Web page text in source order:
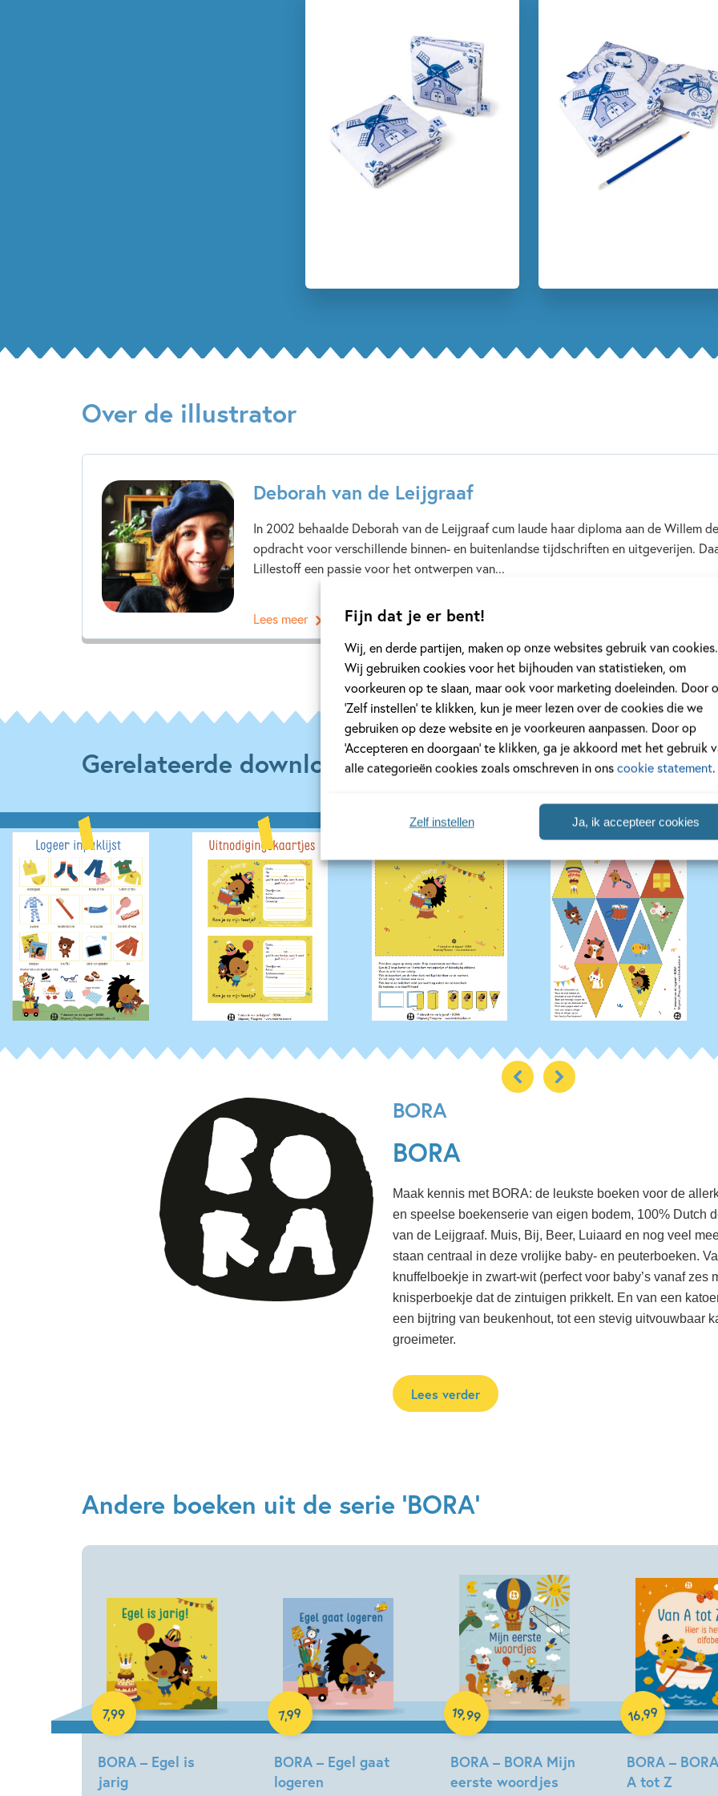
Fijn dat je er bent!
Wij, en derde partijen, maken op onze websites gebruik van cookies.
Wij gebruiken cookies voor het bijhouden van statistieken, om
voorkeuren op te slaan, maar ook voor marketing doeleinden. Door
‘Zelf instellen’ te klikken, kun je meer lezen over de cookies die we
gebruiken op deze website en je voorkeuren aanpassen. Door op
‘Accepteren en doorgaan’ te klikken, ga je akkoord met het gebruik
alle categorieën cookies zoals omschreven in onscookie statement.
Ja, ik accepteer cookies
Zelf instellen
Verschijningsdatum:
Kenmerken van dit boek
1.5 – 3 jaar
Babyboeken
Spelen & leren
Deborah
Over de illustrator
Deborah van de Leijgraaf
In 2002 behaalde Deborah van de Leijgraaf cum laude haar diploma aan de Willem
opdracht voor verschillende binnen- en buitenlandse tijdschriften en uitgeverijen.
Lillestoff een passie voor het ontwerpen van...
Lees meer
Gerelateerde downloads
BORA
BORA
Maak kennis met BORA: de leukste boeken voor de
en speelse boekenserie van eigen bodem, 100% Dutch
van de Leijgraaf. Muis, Bij, Beer, Luiaard en nog veel
staan centraal in deze vrolijke baby- en peuterboeken.
knuffelboekje in zwart-wit (perfect voor baby’s vanaf zes
knisperboekje dat de zintuigen prikkelt. En van een
een bijtring van beukenhout, tot een stevig uitvouwbaar
groeimeter.
Lees verder
Andere boeken uit de serie 'BORA'
BORA – Egel is
jarig
7,99
Hardcover
BORA – Egel gaat
logeren
7,99
Hardcover
BORA – BORA Mijn
eerste woordjes
19,99
Hardcover
BORA –
A tot Z
16,99
Hardcover